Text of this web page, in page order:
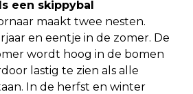
een skippybal
maakt twee nesten.
en eentje in de zomer. De
wordt hoog in de bomen
lastig te zien als alle
In de herfst en winter